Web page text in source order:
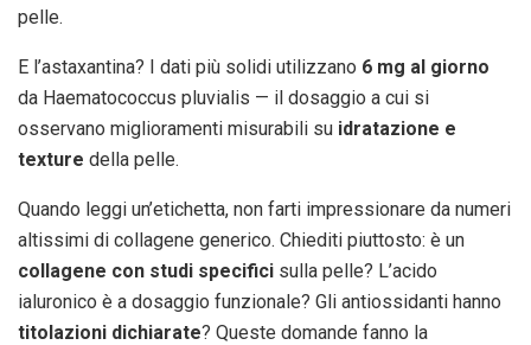
pelle.
E l’astaxantina? I dati più solidi utilizzano 6 mg al giorno
da Haematococcus pluvialis — il dosaggio a cui si
osservano miglioramenti misurabili su idratazione e
texture della pelle.
Quando leggi un’etichetta, non farti impressionare da numeri
altissimi di collagene generico. Chiediti piuttosto: è un
collagene con studi specifici sulla pelle? L’acido
ialuronico è a dosaggio funzionale? Gli antiossidanti hanno
titolazioni dichiarate? Queste domande fanno la